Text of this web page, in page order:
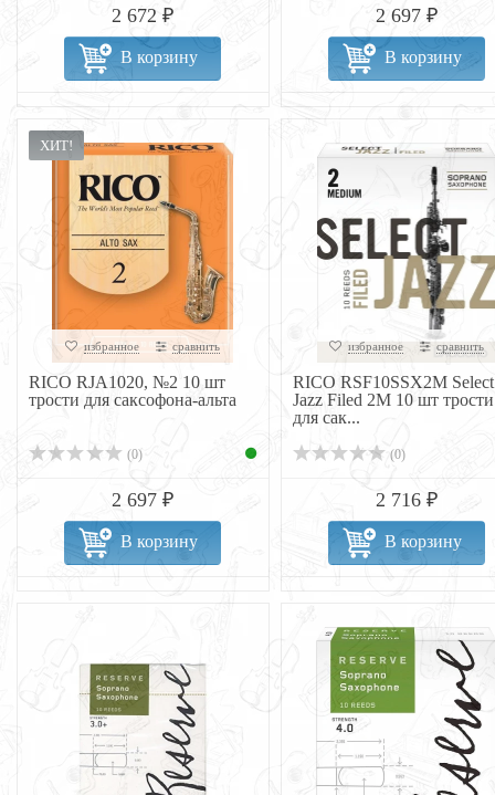
2 672 ₽
В корзину
2 697 ₽
В корзину
ХИТ!
избранное сравнить
RICO RJA1020, №2 10 шт
трости для саксофона-альта
(0)
2 697 ₽
В корзину
избранное сравнить
RICO RSF10SSX2M Select
Jazz Filed 2M 10 шт трости
для сак...
(0)
2 716 ₽
В корзину